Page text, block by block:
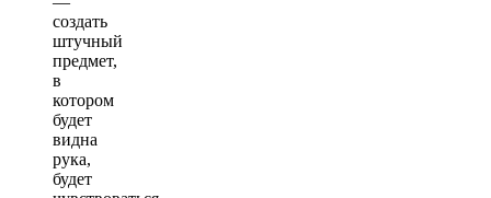
создать
штучный
предмет,
в
котором
будет
видна
рука,
будет